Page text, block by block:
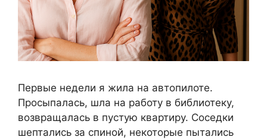
Первые недели я жила на автопилоте.
Просыпалась, шла на работу в библиотеку,
возвращалась в пустую квартиру. Соседки
шептались за спиной, некоторые пытались